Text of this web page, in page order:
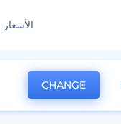
الأسعار
CHANGE